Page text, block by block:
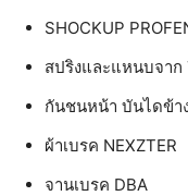
SHOCKUP
สปริงและแหนบจาก
กันชนหน้า บันไดข้า
ผ้าเบรค NEXZTER
จานเบรค DBA